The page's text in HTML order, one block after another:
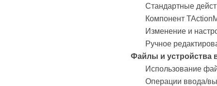
Стандартные
Компонент
Изменение и
Ручное
Файлы и устройства
Использование
Операции ввода/